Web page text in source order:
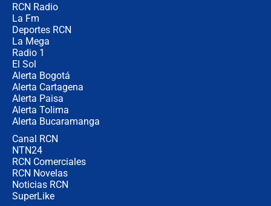
RCN Radio
La Fm
Deportes RCN
La Mega
Radio 1
El Sol
Alerta Bogotá
Alerta Cartagena
Alerta Paisa
Alerta Tolima
Alerta Bucaramanga
Canal RCN
NTN24
RCN Comerciales
RCN Novelas
Noticias RCN
SuperLike